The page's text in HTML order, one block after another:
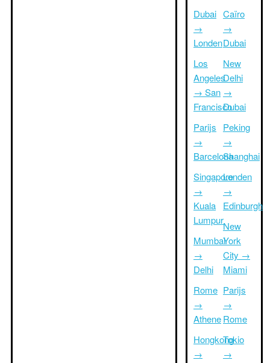
Dubai
→
Londen
Los
Angeles
→ San
Francisco
Parijs
→
Barcelona
Singapore
→
Kuala
Lumpur
Mumbai
→
Delhi
Rome
→
Athene
Hongkong
→
Caïro
→
Dubai
New
Delhi
→
Dubai
Peking
→
Shanghai
Londen
→
Edinburgh
New
York
City →
Miami
Parijs
→
Rome
Tokio
→